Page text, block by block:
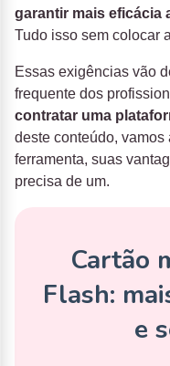
garantir mais eficácia
Tudo isso sem colocar
Essas exigências vão
frequente dos
contratar uma
deste conteúdo,
ferramenta, suas
precisa de um.